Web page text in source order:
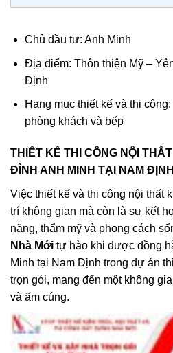
Chủ đầu tư: Anh Minh
Địa điểm: Thôn thiện Mỹ –
Định
Hạng mục thiết kế và thi
phòng khách và bếp
THIẾT KẾ THI CÔNG NỘI
ĐÌNH ANH MINH TẠI NAM ĐỊNH
Việc thiết kế và thi công nội thất
trí không gian mà còn là sự kết
năng, thẩm mỹ và phong cách
Nhà Mới tự hào khi được đồng
Minh tại Nam Định trong dự án
trọn gói, mang đến một không
và ấm cúng.